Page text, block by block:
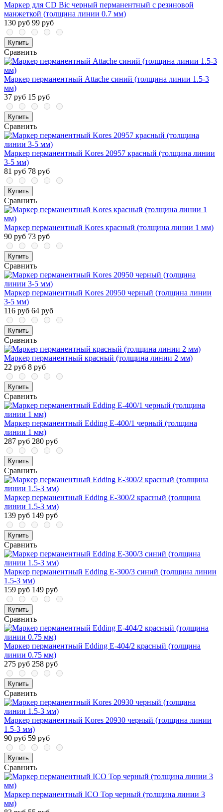
Маркер для CD Bic черный перманентный с резиновой
манжеткой (толщина линии 0.7 мм)
130 руб 99 руб
Купить
Сравнить
Маркер перманентный Attache синий (толщина линии 1.5-3
мм)
37 руб 15 руб
Купить
Сравнить
Маркер перманентный Kores 20957 красный (толщина линии
3-5 мм)
81 руб 78 руб
Купить
Сравнить
Маркер перманентный Kores красный (толщина линии 1 мм)
90 руб 73 руб
Купить
Сравнить
Маркер перманентный Kores 20950 черный (толщина линии
3-5 мм)
116 руб 64 руб
Купить
Сравнить
Маркер перманентный красный (толщина линии 2 мм)
22 руб 8 руб
Купить
Сравнить
Маркер перманентный Edding E-400/1 черный (толщина
линии 1 мм)
287 руб 280 руб
Купить
Сравнить
Маркер перманентный Edding E-300/2 красный (толщина
линии 1.5-3 мм)
139 руб 149 руб
Купить
Сравнить
Маркер перманентный Edding E-300/3 синий (толщина линии
1.5-3 мм)
159 руб 149 руб
Купить
Сравнить
Маркер перманентный Edding E-404/2 красный (толщина
линии 0.75 мм)
275 руб 258 руб
Купить
Сравнить
Маркер перманентный Kores 20930 черный (толщина линии
1.5-3 мм)
90 руб 59 руб
Купить
Сравнить
Маркер перманентный ICO Top черный (толщина линии 3
мм)